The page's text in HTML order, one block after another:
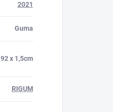
2021
Guma
x 1,5cm
RIGUM